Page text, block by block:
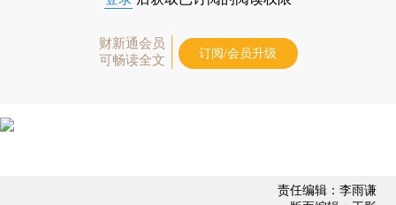
财新通会员
可畅读全文
订阅/会员升级
责任编辑：李雨谦